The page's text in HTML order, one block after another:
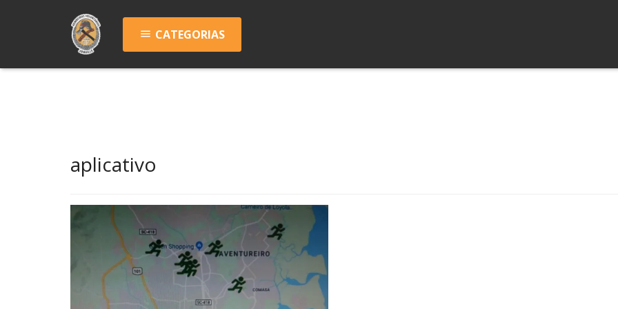
menu CATEGORIAS
aplicativo